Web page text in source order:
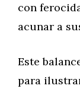
con
acunar a
Este
para